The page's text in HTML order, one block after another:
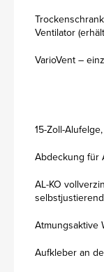
Ventilator
VarioVent –
15-Zoll-
Abdeckung für
AL-KO
Atmungsaktive
Aufkleber an